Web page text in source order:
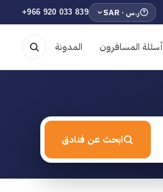
ر.س · SAR +966 920 033 839
أسئلة المسافرون المدونة
ابحث عن فنادق